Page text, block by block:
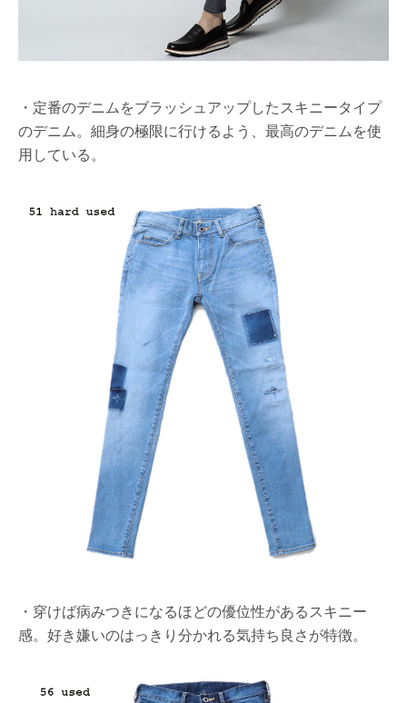
・定番のデニムをブラッシュアップしたスキニータイプ
のデニム。細身の極限に行けるよう、最高のデニムを使
用している。
・穿けば病みつきになるほどの優位性があるスキニー
感。好き嫌いのはっきり分かれる気持ち良さが特徴。